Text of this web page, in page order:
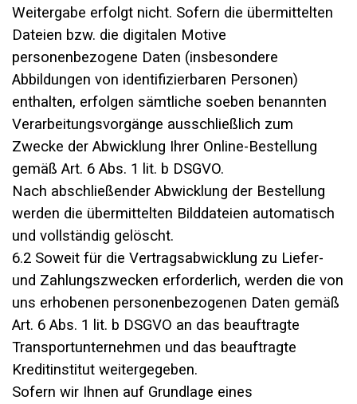
Weitergabe erfolgt nicht. Sofern die übermittelten
Dateien bzw. die digitalen Motive
personenbezogene Daten (insbesondere
Abbildungen von identifizierbaren Personen)
enthalten, erfolgen sämtliche soeben benannten
Verarbeitungsvorgänge ausschließlich zum
Zwecke der Abwicklung Ihrer Online-Bestellung
gemäß Art. 6 Abs. 1 lit. b DSGVO.
Nach abschließender Abwicklung der Bestellung
werden die übermittelten Bilddateien automatisch
und vollständig gelöscht.
6.2 Soweit für die Vertragsabwicklung zu Liefer-
und Zahlungszwecken erforderlich, werden die von
uns erhobenen personenbezogenen Daten gemäß
Art. 6 Abs. 1 lit. b DSGVO an das beauftragte
Transportunternehmen und das beauftragte
Kreditinstitut weitergegeben.
Sofern wir Ihnen auf Grundlage eines